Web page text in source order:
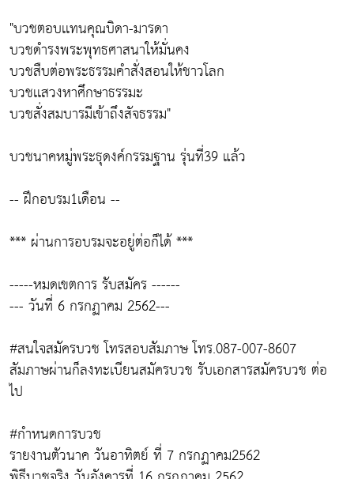
"บวชตอบเเทนคุณบิดา-มารดา
บวชดำรงพระพุทธศาสนาให้มั่นคง
บวชสืบต่อพระธรรมคำสั่งสอนให้ชาวโลก
บวชเเสวงหาศึกษาธรรมะ
บวชสั่งสมบารมีเข้าถึงสัจธรรม"
บวชนาคหมู่พระธุดงค์กรรมฐาน รุ่นที่39 แล้ว
-- ฝึกอบรม1เดือน --
*** ผ่านการอบรมจะอยู่ต่อก็ได้ ***
-----หมดเขตการ รับสมัคร ------
--- วันที่ 6 กรกฏาคม 2562---
#สนใจสมัครบวช โทรสอบสัมภาษ โทร.087-007-8607
สัมภาษผ่านก็ลงทะเบียนสมัครบวช รับเอกสารสมัครบวช ต่อ
ไป
#กำหนดการบวช
รายงานตัวนาค วันอาทิตย์ ที่ 7 กรกฏาคม2562